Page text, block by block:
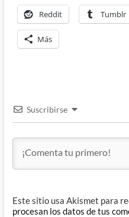
Reddit Tumblr
Más
Suscribirse
Este sitio usa Akismet para
procesan los datos de tus